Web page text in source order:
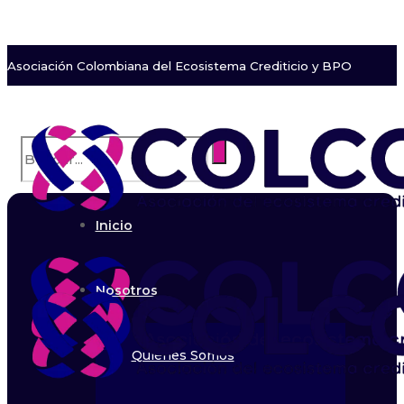
Asociación Colombiana del Ecosistema Crediticio y BPO
Inicio
Nosotros
Quiénes Somos